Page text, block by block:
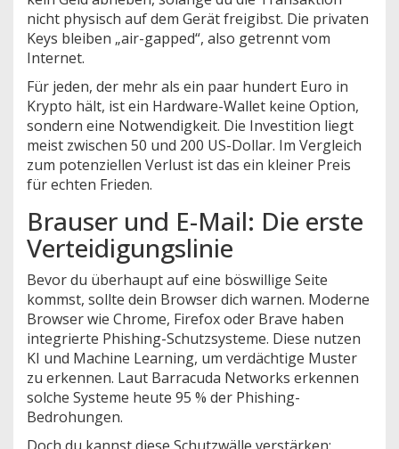
nicht physisch auf dem Gerät freigibst. Die privaten
Keys bleiben „air-gapped“, also getrennt vom
Internet.
Für jeden, der mehr als ein paar hundert Euro in
Krypto hält, ist ein Hardware-Wallet keine Option,
sondern eine Notwendigkeit. Die Investition liegt
meist zwischen 50 und 200 US-Dollar. Im Vergleich
zum potenziellen Verlust ist das ein kleiner Preis
für echten Frieden.
Brauser und E-Mail: Die erste
Verteidigungslinie
Bevor du überhaupt auf eine böswillige Seite
kommst, sollte dein Browser dich warnen. Moderne
Browser wie Chrome, Firefox oder Brave haben
integrierte Phishing-Schutzsysteme. Diese nutzen
KI und Machine Learning, um verdächtige Muster
zu erkennen. Laut Barracuda Networks erkennen
solche Systeme heute 95 % der Phishing-
Bedrohungen.